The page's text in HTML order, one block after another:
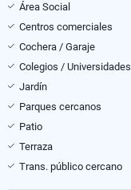
Área Social
Centros comerciales
Cochera / Garaje
Colegios / Universidades
Jardín
Parques cercanos
Patio
Terraza
Trans. público cercano